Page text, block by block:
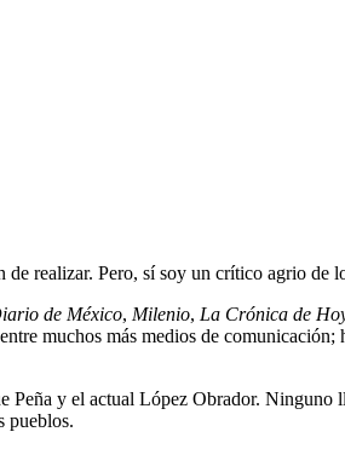
realizar. Pero, sí soy un crítico agrio de
de México, Milenio, La Crónica de
muchos más medios de comunicación;
y el actual López Obrador. Ninguno
pueblos.